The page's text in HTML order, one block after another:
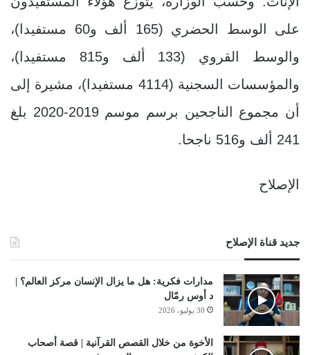
على الوسط الحضري (165 ألف و60 مستفيدا)،
والوسط القروي (133 ألف و815 مستفيدا)،
والمؤسسات السجنية (4114 مستفيدا)، مشيرة إلى
أن مجموع الناجحين برسم موسم 2019-2020 بلغ
241 ألف و516 ناجحا.
الإصلاح
جديد قناة الإصلاح
مدارات فكرية: هل ما يزال الإنسان مركز العالم؟ |
د أوس رمّال
30 يوليو، 2026
الأخوة من خلال القصص القرآنية | قصة أصحاب